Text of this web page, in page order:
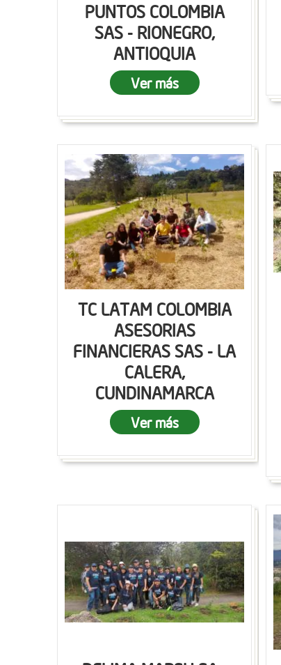
PUNTOS COLOMBIA
SAS - RIONEGRO,
ANTIOQUIA
Ver más
TC LATAM COLOMBIA
ASESORIAS
FINANCIERAS SAS - LA
CALERA,
CUNDINAMARCA
Ver más